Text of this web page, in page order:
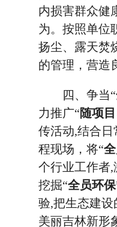
内损害群众健
为。按照单位
扬尘、露天焚
的管理，营造
四、争当“
力推广“随项
传活动,结合
程现场，将“
个行业工作者,
挖掘“全员环保
验,把生态建
美丽吉林新形